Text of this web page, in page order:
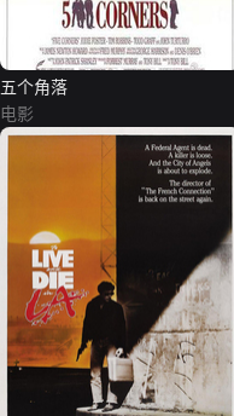
五个角落
电影